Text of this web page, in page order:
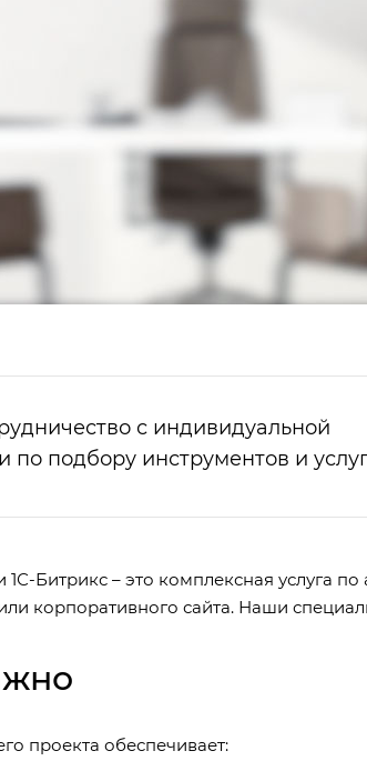
с индивидуальной
по подбору инструментов и
1С-Битрикс – это комплексная услуга
корпоративного сайта. Наши
проекта обеспечивает: